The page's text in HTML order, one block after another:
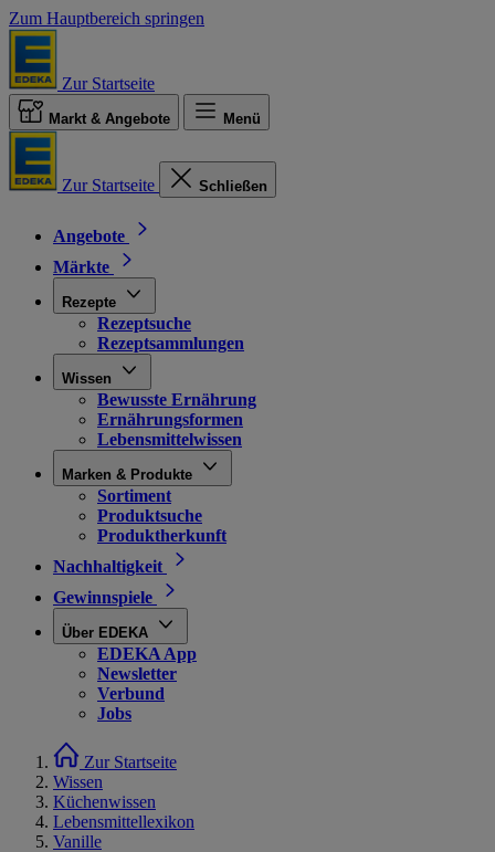
Zum Hauptbereich springen
Zur Startseite
Markt & Angebote Menü
Zur Startseite Schließen
Angebote
Märkte
Rezepte
Rezeptsuche
Rezeptsammlungen
Wissen
Bewusste Ernährung
Ernährungsformen
Lebensmittelwissen
Marken & Produkte
Sortiment
Produktsuche
Produktherkunft
Nachhaltigkeit
Gewinnspiele
Über EDEKA
EDEKA App
Newsletter
Verbund
Jobs
Zur Startseite
Wissen
Küchenwissen
Lebensmittellexikon
Vanille